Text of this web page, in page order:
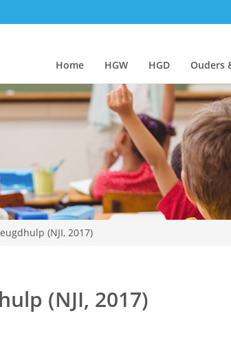
Home HGW HGD Ouders
(NJI, 2017)
(NJI, 2017)